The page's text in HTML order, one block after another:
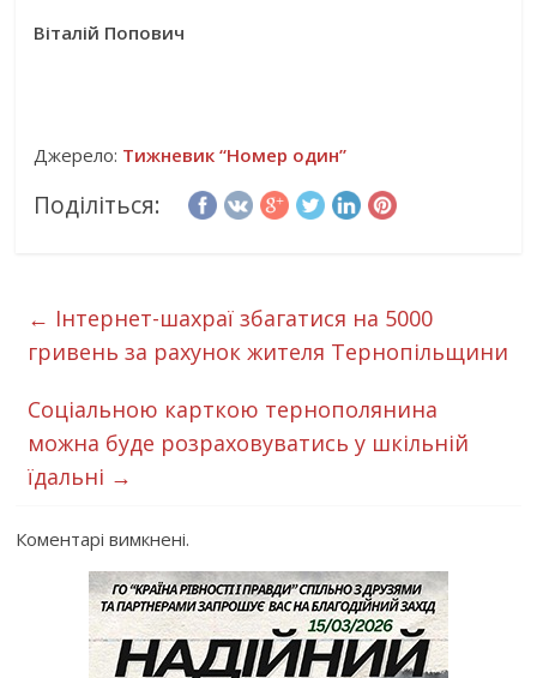
Віталій Попович
Джерело: Тижневик “Номер один”
Поділіться:
← Інтернет-шахраї збагатися на 5000
гривень за рахунок жителя Тернопільщини
Соціальною карткою тернополянина
можна буде розраховуватись у шкільній
їдальні →
Коментарі вимкнені.